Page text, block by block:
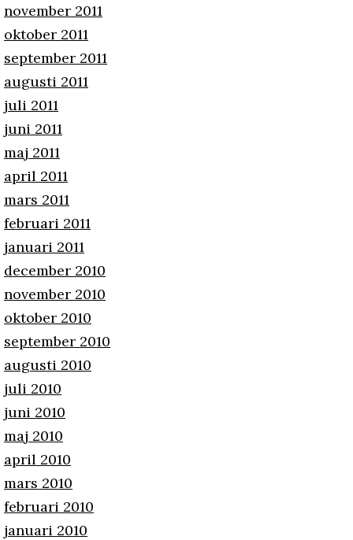
november 2011
oktober 2011
september 2011
augusti 2011
juli 2011
juni 2011
maj 2011
april 2011
mars 2011
februari 2011
januari 2011
december 2010
november 2010
oktober 2010
september 2010
augusti 2010
juli 2010
juni 2010
maj 2010
april 2010
mars 2010
februari 2010
januari 2010